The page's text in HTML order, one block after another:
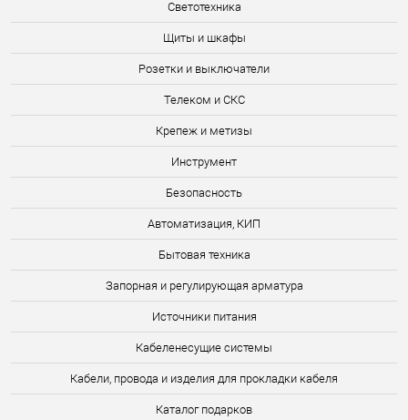
Светотехника
Щиты и шкафы
Розетки и выключатели
Телеком и СКС
Крепеж и метизы
Инструмент
Безопасность
Автоматизация, КИП
Бытовая техника
Запорная и регулирующая арматура
Источники питания
Кабеленесущие системы
Кабели, провода и изделия для прокладки кабеля
Каталог подарков